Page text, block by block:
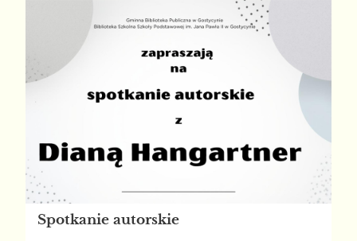
Spotkanie autorskie